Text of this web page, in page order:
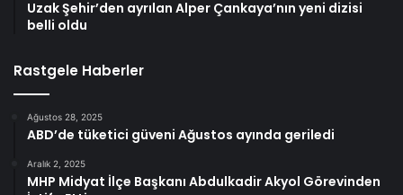
Uzak Şehir’den ayrılan Alper Çankaya’nın yeni dizisi
belli oldu
Rastgele Haberler
Ağustos 28, 2025
ABD’de tüketici güveni Ağustos ayında geriledi
Aralık 2, 2025
MHP Midyat İlçe Başkanı Abdulkadir Akyol Görevinden